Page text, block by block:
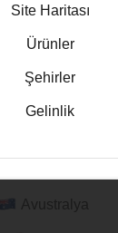
Site Haritası
Ürünler
Şehirler
Gelinlik